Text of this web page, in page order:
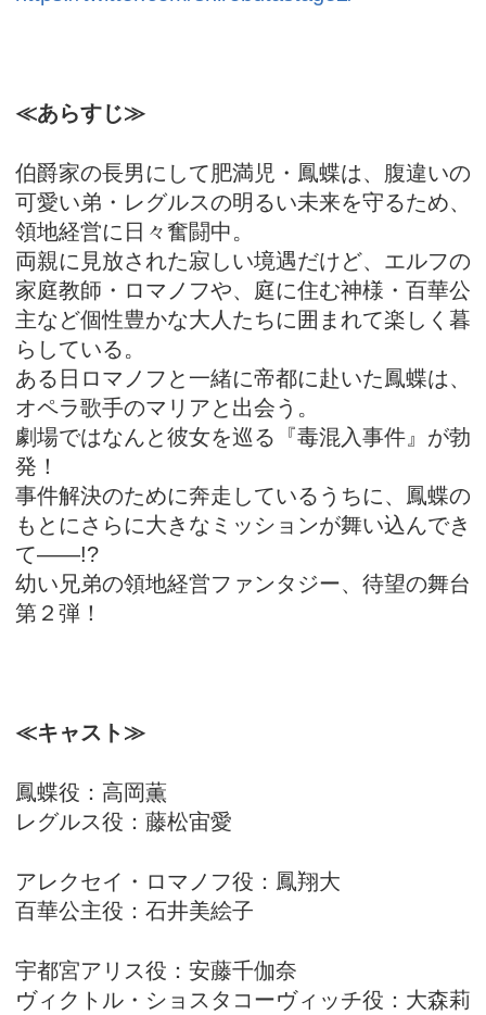
≪あらすじ≫
伯爵家の長男にして肥満児・鳳蝶は、腹違いの
可愛い弟・レグルスの明るい未来を守るため、
領地経営に日々奮闘中。
両親に見放された寂しい境遇だけど、エルフの
家庭教師・ロマノフや、庭に住む神様・百華公
主など個性豊かな大人たちに囲まれて楽しく暮
らしている。
ある日ロマノフと一緒に帝都に赴いた鳳蝶は、
オペラ歌手のマリアと出会う。
劇場ではなんと彼女を巡る『毒混入事件』が勃
発！
事件解決のために奔走しているうちに、鳳蝶の
もとにさらに大きなミッションが舞い込んでき
て――!?
幼い兄弟の領地経営ファンタジー、待望の舞台
第２弾！
≪キャスト≫
鳳蝶役：高岡薫
レグルス役：藤松宙愛
アレクセイ・ロマノフ役：鳳翔大
百華公主役：石井美絵子
宇都宮アリス役：安藤千伽奈
ヴィクトル・ショスタコーヴィッチ役：大森莉